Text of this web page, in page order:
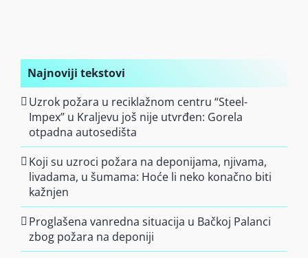
Najnoviji tekstovi
Uzrok požara u reciklažnom centru “Steel-
Impex” u Kraljevu još nije utvrđen: Gorela
otpadna autosedišta
Koji su uzroci požara na deponijama, njivama,
livadama, u šumama: Hoće li neko konačno biti
kažnjen
Proglašena vanredna situacija u Bačkoj Palanci
zbog požara na deponiji